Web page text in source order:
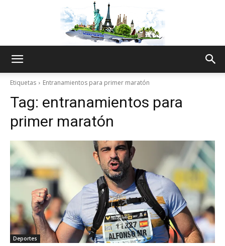
Thru
My
Etiquetas Entranamientos para primer maratón
Tag: entranamientos para
primer maratón
Deportes